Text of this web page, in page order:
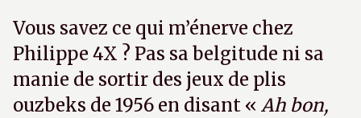
Vous savez ce qui m’énerve chez
Philippe 4X ? Pas sa belgitude ni sa
manie de sortir des jeux de plis
ouzbeks de 1956 en disant « Ah bon,